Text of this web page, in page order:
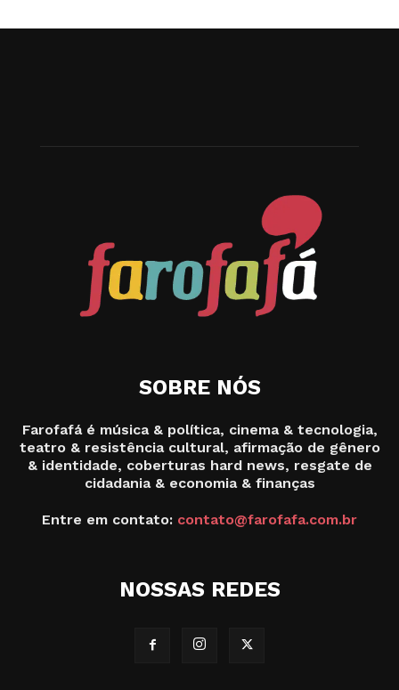
SOBRE NÓS
Farofafá é música & política, cinema & tecnologia,
teatro & resistência cultural, afirmação de gênero
& identidade, coberturas hard news, resgate de
cidadania & economia & finanças
Entre em contato: contato@farofafa.com.br
NOSSAS REDES